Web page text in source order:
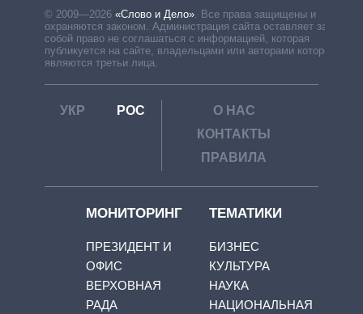
© 2009—2026 «Слово и Дело» Все права защищены и
охраняются законом. Администрация сайта оставляет за
собой право не соглашаться с информацией, которая
публикуется на сайте, владельцами или авторами которой
являются третьи лица.
УКР РОС
О НАС
КОНТАКТЫ
ПРАВИЛА
МОНИТОРИНГ
ПРЕЗИДЕНТ И
ОФИС
ВЕРХОВНАЯ
РАДА
ТЕМАТИКИ
БИЗНЕС
КУЛЬТУРА
НАУКА
НАЦИОНАЛЬНАЯ